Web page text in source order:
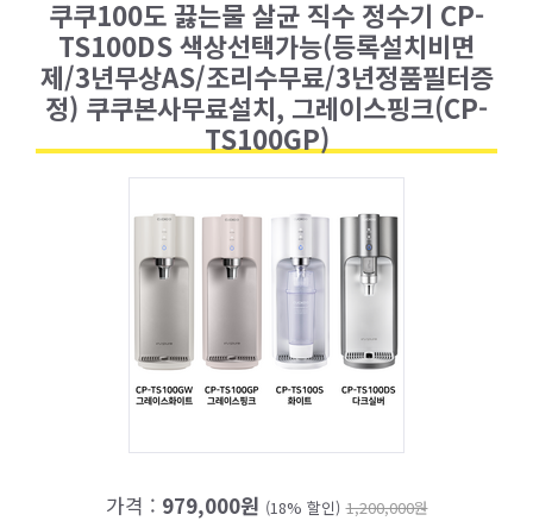
쿠쿠100도 끓는물 살균 직수 정수기 CP-
TS100DS 색상선택가능(등록설치비면
제/3년무상AS/조리수무료/3년정품필터증
정) 쿠쿠본사무료설치, 그레이스핑크(CP-
TS100GP)
가격 : 979,000원 (18% 할인) 1,200,000원